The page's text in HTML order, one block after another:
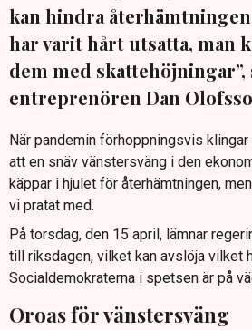
kan hindra
har varit hårt utsatta, man
dem med skattehöjningar”,
entreprenören Dan
När pandemin förhoppningsvis
att en snäv vänstersväng i den
käppar i hjulet för återhämtningen,
vi pratat med.
På torsdag, den 15 april, lämnar
till riksdagen, vilket kan avslöja vilket
Socialdemokraterna i spetsen är på
Oroas för vänstersväng